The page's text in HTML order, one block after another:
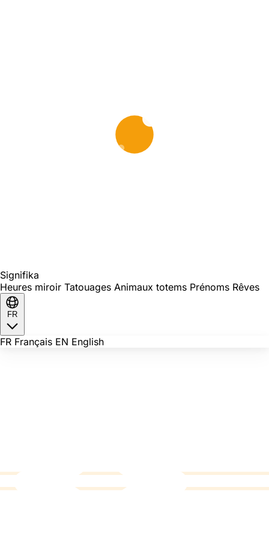
Signifika
Heures miroir Tatouages Animaux totems Prénoms Rêves
FR
FR Français EN English